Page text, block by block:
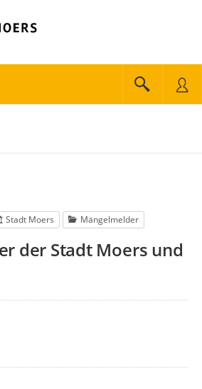
Stadt Moers Mängelmelder
der Stadt Moers und